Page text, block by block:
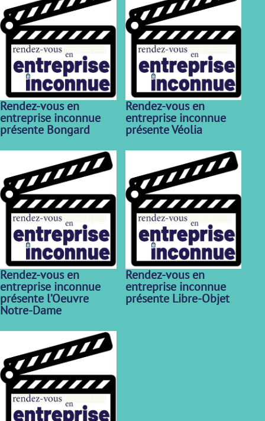
Rendez-vous en
entreprise inconnue
présente Bongard
Rendez-vous en
entreprise inconnue
présente Véolia
Rendez-vous en
entreprise inconnue
présente l’Oeuvre
Notre-Dame
Rendez-vous en
entreprise inconnue
présente Libre-Objet